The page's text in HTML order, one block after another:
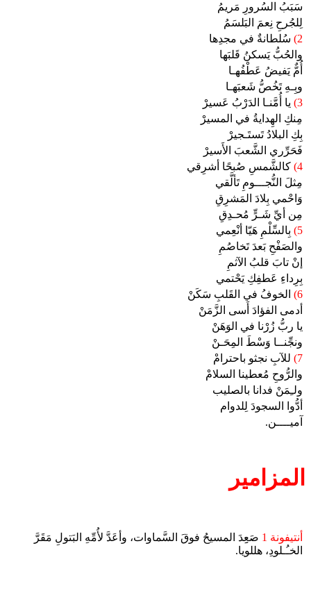
سَبَبُ السُرورِ مَريمُ
لِلجُرحِ نِعمَ البَلسَمُ
2)
سُلطانةٌ في مجدِها
والحُبُّ يَسكنُ قَلبَها
أُمٌّ يَفيضُ عَطْفُهـا
وبِـهِ تَخُصُّ شَعبَهـا
3) يا أُمَّنـا الدَرْبُ عَسيرْ
مِنكِ الهِدايةُ في المسيرْ
بِكِ البلادُ تَستَـجيرْ
فَحَرِّري الشَّعبَ الأَسيرْ
4) كالشَّمسِ صُبحًا أشرِقي
مِثلَ النُّجـــومِ تَألَّقي
وَاحْمي بِلادَ المَشرِقِ
مِن أيِّ شَـرٍّ مُحـدِقِ
5)
بِالسِّلْمِ هَيّا أنْعِمي
والصَفْحِ بَعدَ تَخاصُمِ
إنْ تابَ قلبُ الآثمِ
بِرِداءِ عَطفِكِ يَحْتمي
6)
الخوفُ في القَلبِ سَكَنْ
أدمى الفؤادَ أَسى الزَّمَنْ
يا ربُّ زُرْنا في الوَهَنْ
ونجِّنــا وَسْطَ المِحَـنْ
7)
للآبِ نجثو باحترامْ
والرُّوحِ مُعطينا السلامْ
ولـِمَنْ فدانا بالصليب
أدُّوا السجودَ لِلدوام
آميــــن.
المزامير
أنتيفونة 1
صَعِِدَ المسيحُ فوقَ السَّماوات، وأعَدَّ لأُمِّهِ البَتولِ مَقَرَّ
الخـُـلودِ، هللويا.